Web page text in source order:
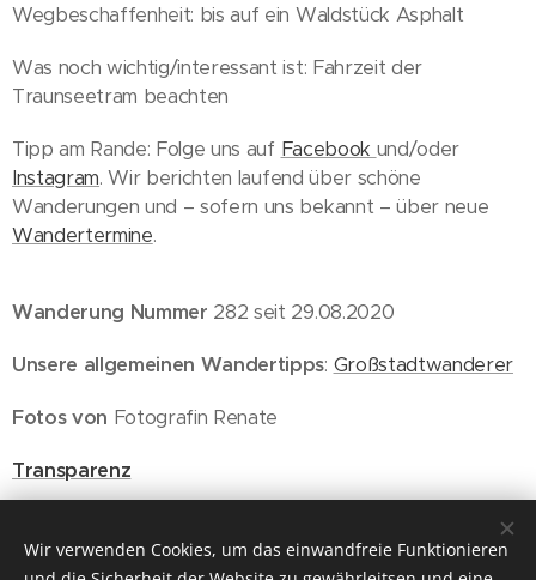
Wegbeschaffenheit: bis auf ein Waldstück Asphalt
Was noch wichtig/interessant ist: Fahrzeit der
Traunseetram beachten
Tipp am Rande: Folge uns auf Facebook und/oder
Instagram. Wir berichten laufend über schöne
Wanderungen und – sofern uns bekannt – über neue
Wandertermine.
Wanderung Nummer 282 seit 29.08.2020
Unsere allgemeinen Wandertipps: Großstadtwanderer
Fotos von Fotografin Renate
Transparenz
Wien, 24.09.2023
Wir verwenden Cookies, um das einwandfreie Funktionieren